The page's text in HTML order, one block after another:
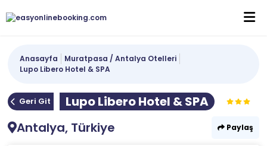
Anasayfa
Muratpasa / Antalya Otelleri
Lupo Libero Hotel & SPA
Geri Git
Lupo Libero Hotel & SPA
Antalya, Türkiye
Paylaş